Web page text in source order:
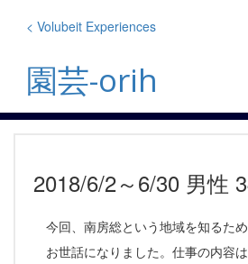
< Volubeit Experiences
園芸-orih
2018/6/2～6/30 男性
今回、南房総という地域を知るた
お世話になりました。仕事の内容